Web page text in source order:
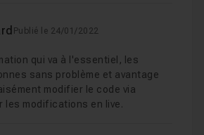
Publié le 24/01/2022
qui va à l'essentiel, les
sans problème et avantage
modifier le code via
les modifications en live.